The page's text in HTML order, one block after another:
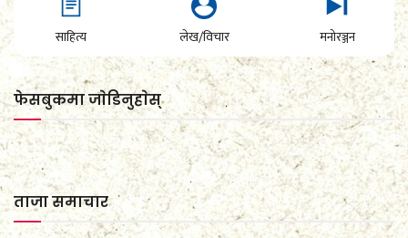
साहित्य लेख/विचार मनोरञ्जन
फेसबुकमा जाेडिनुहाेस्
ताजा समाचार